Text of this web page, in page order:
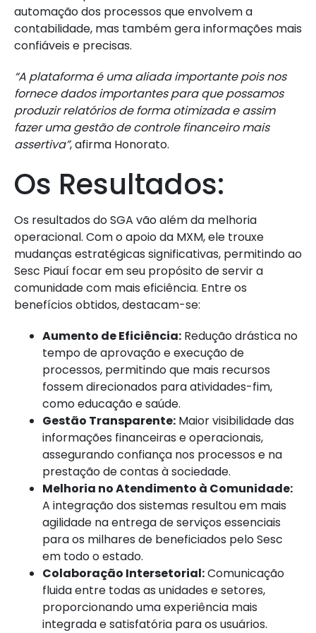
automação dos processos que envolvem a
contabilidade, mas também gera informações mais
confiáveis e precisas.
“A plataforma é uma aliada importante pois nos
fornece dados importantes para que possamos
produzir relatórios de forma otimizada e assim
fazer uma gestão de controle financeiro mais
assertiva”, afirma Honorato.
Os Resultados:
Os resultados do SGA vão além da melhoria
operacional. Com o apoio da MXM, ele trouxe
mudanças estratégicas significativas, permitindo ao
Sesc Piauí focar em seu propósito de servir a
comunidade com mais eficiência. Entre os
benefícios obtidos, destacam-se:
Aumento de Eficiência: Redução drástica no
tempo de aprovação e execução de
processos, permitindo que mais recursos
fossem direcionados para atividades-fim,
como educação e saúde.
Gestão Transparente: Maior visibilidade das
informações financeiras e operacionais,
assegurando confiança nos processos e na
prestação de contas à sociedade.
Melhoria no Atendimento à Comunidade:
A integração dos sistemas resultou em mais
agilidade na entrega de serviços essenciais
para os milhares de beneficiados pelo Sesc
em todo o estado.
Colaboração Intersetorial:Comunicação
fluida entre todas as unidades e setores,
proporcionando uma experiência mais
integrada e satisfatória para os usuários.